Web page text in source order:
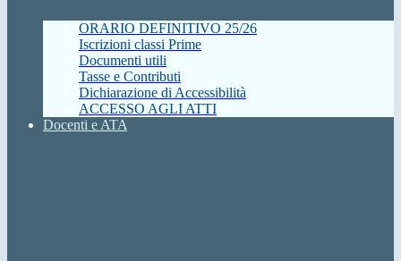
ORARIO DEFINITIVO 25/26
Iscrizioni classi Prime
Documenti utili
Tasse e Contributi
Dichiarazione di Accessibilità
ACCESSO AGLI ATTI
Docenti e ATA